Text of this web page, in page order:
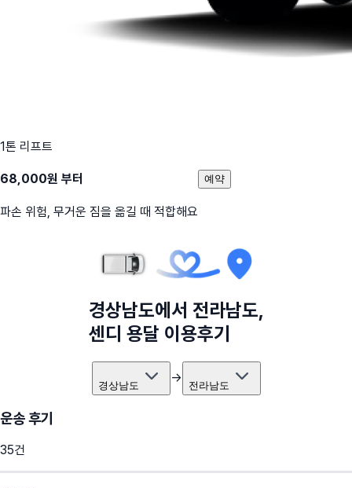
1톤 리프트
68,000원 부터
파손 위험, 무거운 짐을 옮길 때 적합해요
예약
경상남도에서 전라남도,
센디 용달 이용후기
경상남도 → 전라남도
운송 후기
35건